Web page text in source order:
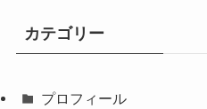
カテゴリー
プロフィール